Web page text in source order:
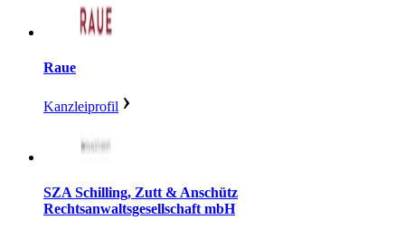
Raue
Kanzleiprofil
SZA Schilling, Zutt & Anschütz
Rechtsanwaltsgesellschaft mbH